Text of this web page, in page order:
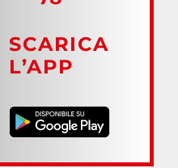
SCARICA
L’APP